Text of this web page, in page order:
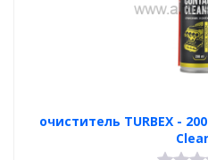
очиститель TURBEX -